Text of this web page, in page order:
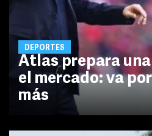
DEPORTES
Atlas prepara
el mercado: va
más